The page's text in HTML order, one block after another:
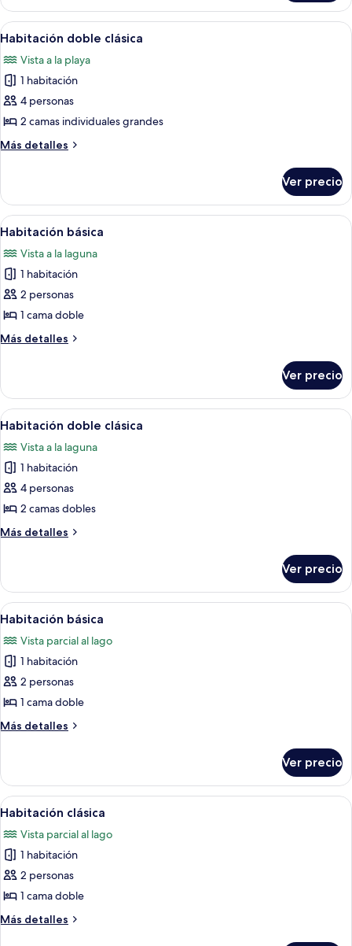
básica
doble
Abrir
todas
las
fotos
de
Habitación
doble
clásica
Un dormitorio con cama, ventana
2
Habitación doble clásica
Vista a la playa
1 habitación
4 personas
2 camas individuales grandes
Más detalles
Más
doble
clásica
Ver precio
Abrir
todas
las
fotos
de
Habitación
básica
Una cama con una manta azul y
6
Habitación básica
Vista a la laguna
1 habitación
2 personas
1 cama doble
Más detalles
Más
básica
Ver precio
Abrir
todas
las
fotos
de
Habitación
doble
clásica
Una habitación con un ventanal que
2
Habitación doble clásica
Vista a la laguna
1 habitación
4 personas
2 camas dobles
Más detalles
Más
doble
clásica
Ver precio
Abrir
todas
las
fotos
de
Habitación
básica
Un dormitorio con cama, ventana y
1
Habitación básica
Vista parcial al lago
1 habitación
2 personas
1 cama doble
Más detalles
Más
básica
Ver precio
Abrir
todas
las
fotos
de
Habitación
clásica
Un dormitorio con cama de madera,
1
Habitación clásica
Vista parcial al lago
1 habitación
2 personas
1 cama doble
Más detalles
Más